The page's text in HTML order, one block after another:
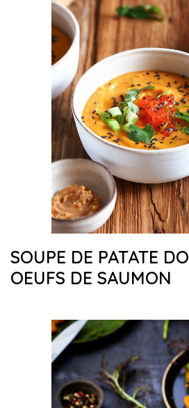
SOUPE DE PATATE
OEUFS DE SAUMON